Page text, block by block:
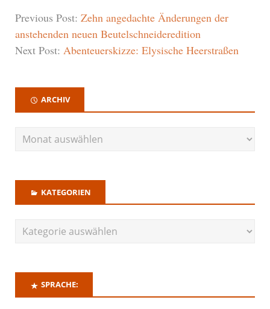
Previous Post: Zehn angedachte Änderungen der
anstehenden neuen Beutelschneideredition
Next Post: Abenteuerskizze: Elysische Heerstraßen
ARCHIV
KATEGORIEN
SPRACHE: